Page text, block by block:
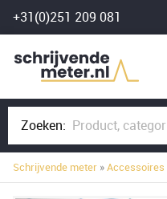
Skip
to
content
+31(0)251 209 081
Zoeken:
Schrijvende meter »Accessoires